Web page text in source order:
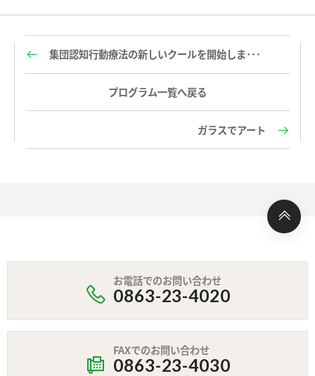
集団認知行動療法の新しいクールを開始しま･･･
プログラム一覧へ戻る
ガラスでアート
お電話でのお問い合わせ
0863-23-4020
FAXでのお問い合わせ
0863-23-4030